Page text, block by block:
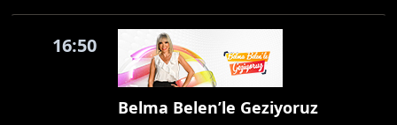
16:50
Belma Belen’le Geziyoruz